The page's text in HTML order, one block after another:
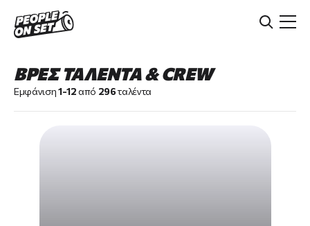
main
ΒΡΕΣ ΤΑΛΕΝΤΑ & CREW
Εμφάνιση1-12από 296ταλέντα